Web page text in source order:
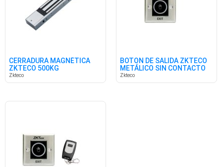
CERRADURA MAGNÉTICA
ZKTECO 500KG
Zkteco
BOTON DE SALIDA ZKTECO
METÁLICO SIN CONTACTO
Zkteco